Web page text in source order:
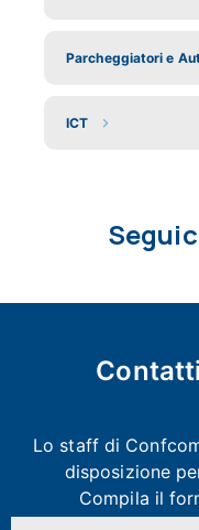
Parcheggiatori e
ICT
Lo staff di
disposizione
Compila il